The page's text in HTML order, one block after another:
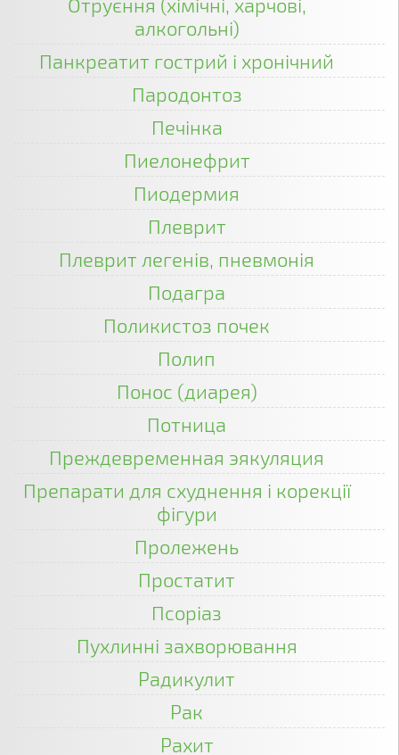
алкогольні)
Панкреатит гострий і хронічний
Пародонтоз
Печінка
Пиелонефрит
Пиодермия
Плеврит
Плеврит легенів, пневмонія
Подагра
Поликистоз почек
Полип
Понос (диарея)
Потница
Преждевременная эякуляция
Препарати для схуднення і корекції
фігури
Пролежень
Простатит
Псоріаз
Пухлинні захворювання
Радикулит
Рак
Рахит